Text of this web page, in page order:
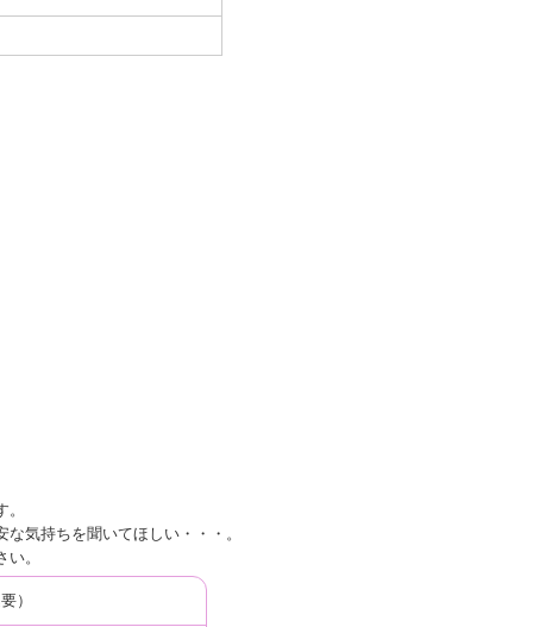
気持ちを聞いてほしい・・・。
。
）